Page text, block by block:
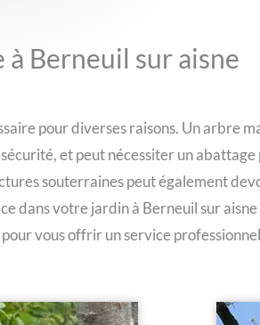
à Berneuil sur aisne
pour diverses raisons. Un arbre
et peut nécessiter un
souterraines peut également
dans votre jardin à Berneuil sur
vous offrir un service